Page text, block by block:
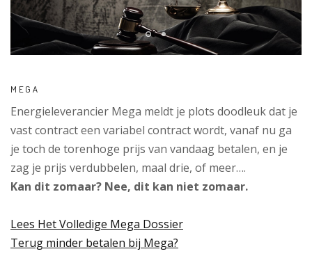
MEGA
Energieleverancier Mega meldt je plots doodleuk dat je
vast contract een variabel contract wordt, vanaf nu ga
je toch de torenhoge prijs van vandaag betalen, en je
zag je prijs verdubbelen, maal drie, of meer….
Kan dit zomaar? Nee, dit kan niet zomaar.
Lees Het Volledige Mega Dossier
Terug minder betalen bij Mega?